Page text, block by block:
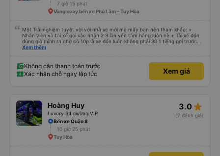
7 giờ 15 phút
Vòng xoay bến xe Phú Lâm - Tuy Hòa
Một Trãi nghiệm tuyệt vời với nhà xe mới mà mấy bạn nên tham khảo: +
Nhân viên và tài xế gọi xác nhận 2 3 lần yên tâm hẵng luôn nè + Tài xế đón
đúng giờ mình ra chờ có 10p là xe đón luôn không phải 30 1 tiếng gọi trước
đợi cực + Xe mới, xịn, thơm và Đặt biệt là cực kỳ ưng mền gối trên xe luôn
trên không bị vướng chân như các xe khác mình từng đi + Tài xế lơ xe nhiệt
tình hỗ trợ hỏi đón trả cực bao nhiệt tình nhẹ nhàn luôn nha + Trên xe còn
có bánh nước, khăn lạnh. Tới trạm tài xế còn tinh ý chuẩn bị thêm khăn lạnh
Xem thêm
Không cần thanh toán trước
Xác nhận chỗ ngay lập tức
Xem giá
Hoàng Huy
Luxury 34 giường VIP
3.0 star_rate
(7 đánh giá)
Bến xe Quận 8
10 giờ 25 phút
Tuy Hòa